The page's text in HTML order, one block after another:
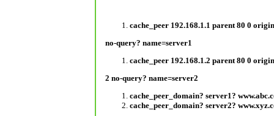
cache_peer 192.168.1.1 parent 80 0
no-query? name=server1
cache_peer 192.168.1.2 parent 80 0
2 no-query? name=server2
cache_peer_domain? server1?
cache_peer_domain? server2?